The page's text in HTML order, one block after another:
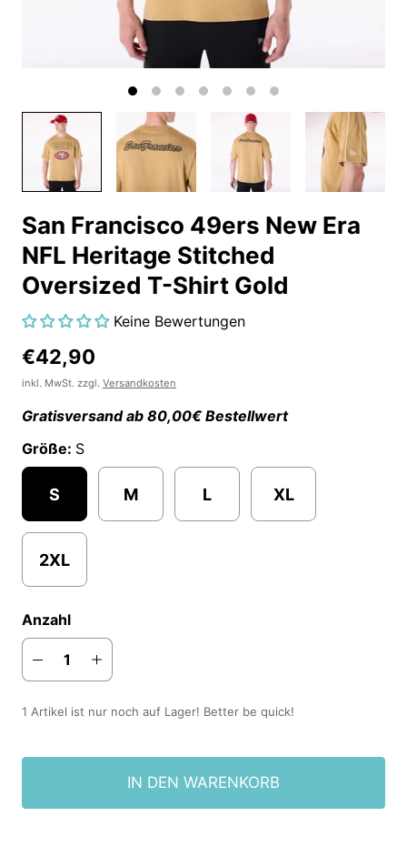
San Francisco 49ers New Era
NFL Heritage Stitched
Oversized T-Shirt Gold
Keine Bewertungen
€42,90
inkl. MwSt. zzgl. Versandkosten
Gratisversand ab 80,00€ Bestellwert
Größe: S
S M L XL
2XL
Anzahl
1 Artikel ist nur noch auf Lager! Better be quick!
IN DEN WARENKORB